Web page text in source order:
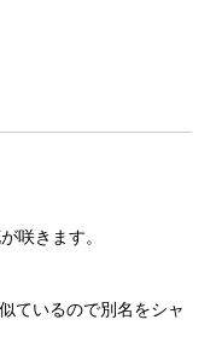
咲きます。
ているので別名をシャ